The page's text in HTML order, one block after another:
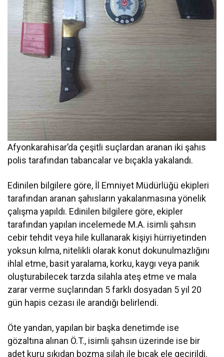
Afyonkarahisar’da çeşitli suçlardan aranan iki şahıs
polis tarafından tabancalar ve bıçakla yakalandı.
Edinilen bilgilere göre, İl Emniyet Müdürlüğü ekipleri
tarafından aranan şahısların yakalanmasına yönelik
çalışma yapıldı. Edinilen bilgilere göre, ekipler
tarafından yapılan incelemede M.A. isimli şahsın
cebir tehdit veya hile kullanarak kişiyi hürriyetinden
yoksun kılma, nitelikli olarak konut dokunulmazlığını
ihlal etme, basit yaralama, korku, kaygı veya panik
oluşturabilecek tarzda silahla ateş etme ve mala
zarar verme suçlarından 5 farklı dosyadan 5 yıl 20
gün hapis cezası ile arandığı belirlendi.
Öte yandan, yapılan bir başka denetimde ise
gözaltına alınan Ö.T., isimli şahsın üzerinde ise bir
adet kuru sıkıdan bozma silah ile bıçak ele geçirildi.